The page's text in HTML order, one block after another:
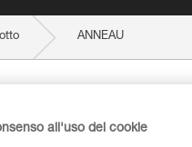
ANNEAU
all'uso dei cookie